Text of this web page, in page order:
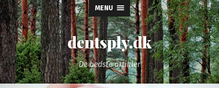
MENU
dentsply.dk
De bedste artikler